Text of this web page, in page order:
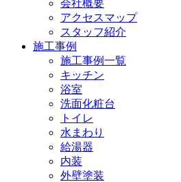
会社概要
アクセスマップ
スタッフ紹介
施工事例
施工事例一覧
キッチン
浴室
洗面化粧台
トイレ
水まわり
給湯器
内装
外壁塗装